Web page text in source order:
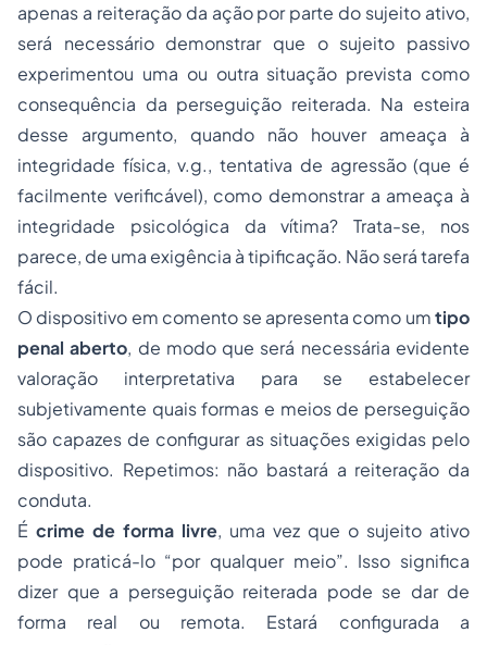
apenas a reiteração da ação por parte do sujeito ativo,
será necessário demonstrar que o sujeito passivo
experimentou uma ou outra situação prevista como
consequência da perseguição reiterada. Na esteira
desse argumento, quando não houver ameaça à
integridade física, v.g., tentativa de agressão (que é
facilmente verificável), como demonstrar a ameaça à
integridade psicológica da vítima? Trata-se, nos
parece, de uma exigência à tipificação. Não será tarefa
fácil.
O dispositivo em comento se apresenta como umtipo
penal aberto, de modo que será necessária evidente
valoração interpretativa para se estabelecer
subjetivamente quais formas e meios de perseguição
são capazes de configurar as situações exigidas pelo
dispositivo. Repetimos: não bastará a reiteração da
conduta.
É crime de forma livre, uma vez que o sujeito ativo
pode praticá-lo “por qualquer meio”. Isso significa
dizer que a perseguição reiterada pode se dar de
forma real ou remota. Estará configurada a